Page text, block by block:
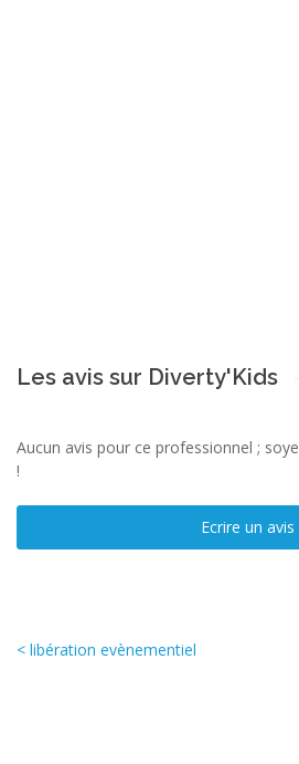
Les avis sur Diverty'Kids
Aucun avis pour ce professionnel ;
!
Ecrire un avis
< libération evènementiel